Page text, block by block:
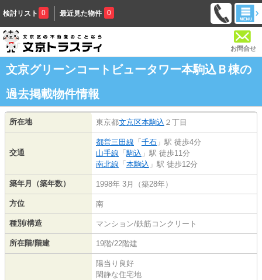
検討リスト 0 最近見た物件 0
お問合せ
文京グリーンコートビュータワー本駒込Ｂ棟の
過去掲載物件情報
所在地 東京都文京区本駒込 ２丁目
交通
都営三田線 「 千石 」駅 徒歩4分
山手線 「 駒込 」駅 徒歩11分
南北線 「 本駒込 」駅 徒歩12分
築年月（築年数） 1998年 3月（築28年）
方位 南
種別/構造 マンション/鉄筋コンクリート
所在階/階建 19階/22階建
陽当り良好
閑静な住宅地